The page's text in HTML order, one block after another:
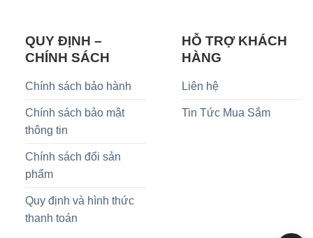
QUY ĐỊNH –
CHÍNH SÁCH
Chính sách bảo hành
Chính sách bảo mật
thông tin
Chính sách đổi sản
phẩm
Quy định và hình thức
thanh toán
HỖ TRỢ KHÁCH
HÀNG
Liên hệ
Tin Tức Mua Sắm